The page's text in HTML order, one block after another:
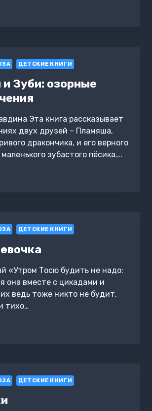
ДЕТСКИЕ КНИГИ
Зуби: озорные
Эта книга рассказывает
двух друзей – Пламяша,
дракончика, и его верного
зубастого пёсика….
ДЕТСКИЕ КНИГИ
«Утром Тосю будить не надо:
она вместе с цикадами и
ведь тоже никто не будит.
тихо…
ДЕТСКИЕ КНИГИ